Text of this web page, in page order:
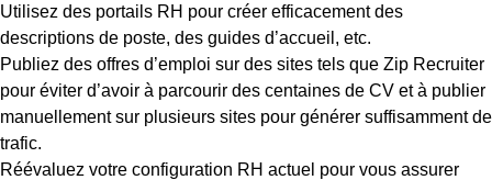
Utilisez des portails RH pour créer efficacement des
descriptions de poste, des guides d’accueil, etc.
Publiez des offres d’emploi sur des sites tels que Zip Recruiter
pour éviter d’avoir à parcourir des centaines de CV et à publier
manuellement sur plusieurs sites pour générer suffisamment de
trafic.
Réévaluez votre configuration RH actuel pour vous assurer